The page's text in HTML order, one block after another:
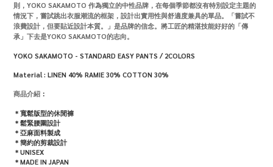
則，YOKO SAKAMOTO 作為獨立的中性品牌，在每個季節都沒有特別設定主題的
情況下，嘗試跳出衣服潮流的框架，設計出實用性與舒適度兼具的單品。「嘗試不
浪費設計，但要貼近設計本質。」是品牌的信念。將工匠的精湛技能好好的「傳
承」下去是YOKO SAKAMOTO的志向。
YOKO SAKAMOTO - STANDARD EASY PANTS / 2COLORS
Material : LINEN 40% RAMIE 30% COTTON 30%
商品介紹 ：
＊寬鬆版型的休閒褲
＊鬆緊腰圍設計
＊亞麻面料製成
＊簡約的剪裁設計
＊UNISEX
＊MADE IN JAPAN